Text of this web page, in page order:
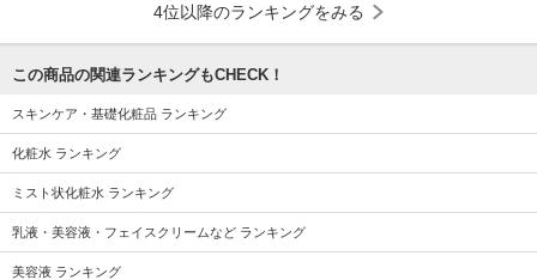
4位以降のランキングをみる
この商品の関連ランキングもCHECK！
スキンケア・基礎化粧品 ランキング
化粧水 ランキング
ミスト状化粧水 ランキング
乳液・美容液・フェイスクリームなど ランキング
美容液 ランキング